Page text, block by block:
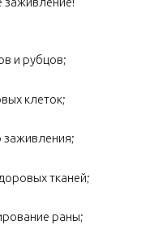
и рубцов;
клеток;
заживления;
тканей;
раны;